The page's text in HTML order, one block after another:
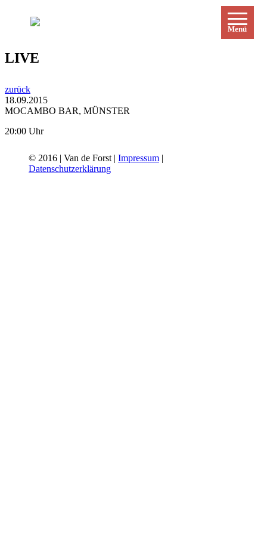
LIVE
zurück
18.09.2015
MOCAMBO BAR, MÜNSTER
20:00 Uhr
© 2016 | Van de Forst | Impressum |
Datenschutzerklärung
Menü